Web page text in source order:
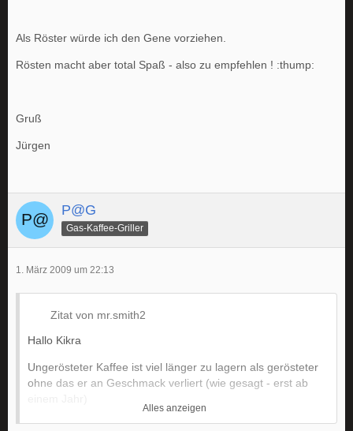
Als Röster würde ich den Gene vorziehen.
Rösten macht aber total Spaß - also zu empfehlen ! :thump:
Gruß
Jürgen
P@G
Gas-Kaffee-Griller
1. März 2009 um 22:13
Zitat von mr.smith2
Hallo Kikra
Ungerösteter Kaffee ist viel länger zu lagern als gerösteter
ohne das er an Geschmack verliert (wie gesagt - erst ab
Man kommt sehr schnell auf ein gut trinkbares Ergebnis.
Alles anzeigen